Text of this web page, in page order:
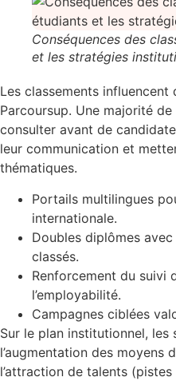
Conséquences des
et les stratégies
Les classements
Parcoursup. Une majorité
consulter avant de
leur communication et
thématiques.
Portails multilingues
internationale.
Doubles diplômes
classés.
Renforcement du suivi
l’employabilité.
Campagnes ciblées
Sur le plan institutionnel,
l’augmentation des moyens
l’attraction de talents